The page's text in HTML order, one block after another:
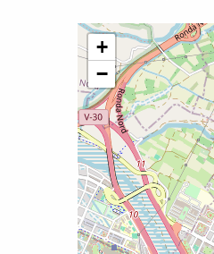
+
−